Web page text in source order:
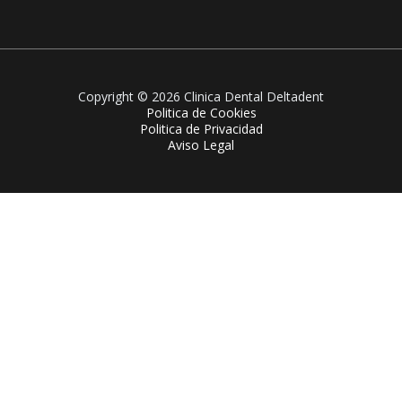
Copyright © 2026 Clinica Dental Deltadent
Politica de Cookies
Politica de Privacidad
Aviso Legal